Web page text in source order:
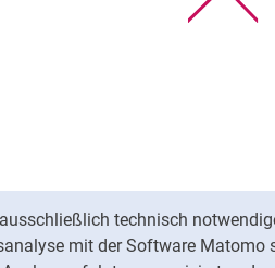
technisch
mit der Software Matomo